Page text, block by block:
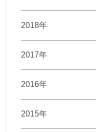
2018年
2017年
2016年
2015年